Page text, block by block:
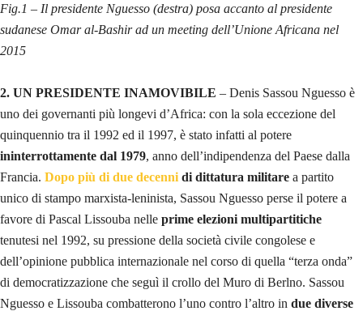
Fig.1 – Il presidente Nguesso (destra) posa accanto al presidente
sudanese Omar al-Bashir ad un meeting dell’Unione Africana nel
2015
2. UN PRESIDENTE INAMOVIBILE – Denis Sassou Nguesso è
uno dei governanti più longevi d’Africa: con la sola eccezione del
quinquennio tra il 1992 ed il 1997, è stato infatti al potere
ininterrottamente dal 1979, anno dell’indipendenza del Paese dalla
Francia. Dopo più di due decenni di dittatura militare a partito
unico di stampo marxista-leninista, Sassou Nguesso perse il potere a
favore di Pascal Lissouba nelle prime elezioni multipartitiche
tenutesi nel 1992, su pressione della società civile congolese e
dell’opinione pubblica internazionale nel corso di quella “terza onda”
di democratizzazione che seguì il crollo del Muro di Berlno. Sassou
Nguesso e Lissouba combatterono l’uno contro l’altro in due diverse